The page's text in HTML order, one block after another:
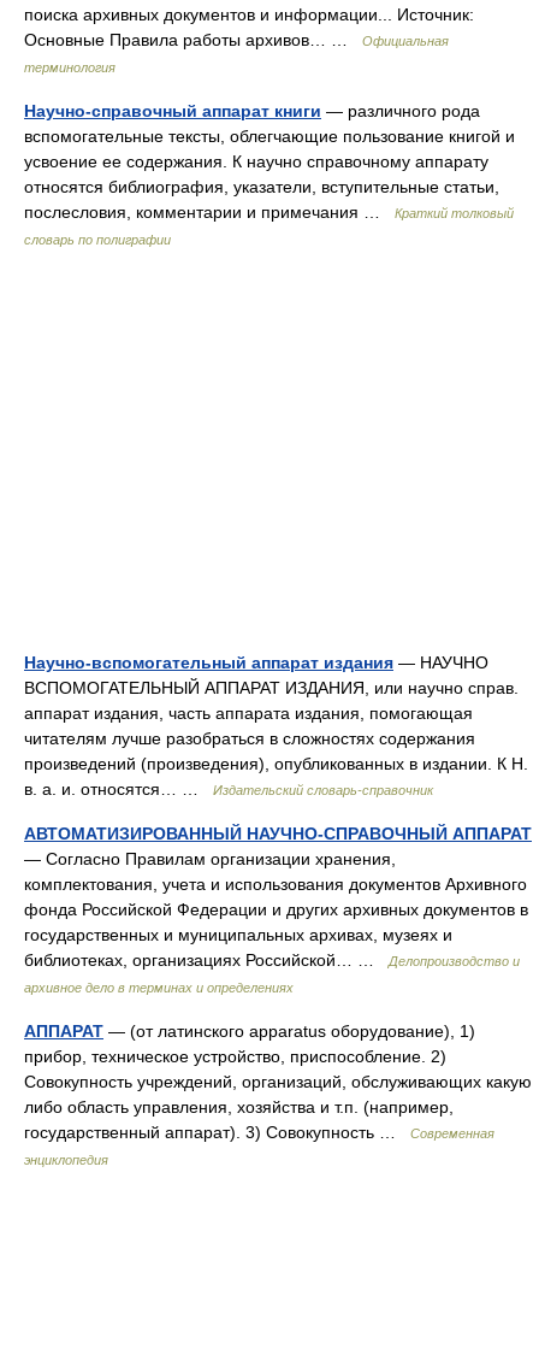
поиска архивных документов и информации... Источник:
Основные Правила работы архивов… …
Официальная
терминология
Научно-справочный аппарат книги — различного рода
вспомогательные тексты, облегчающие пользование книгой и
усвоение ее содержания. К научно справочному аппарату
относятся библиография, указатели, вступительные статьи,
послесловия, комментарии и примечания …
Краткий толковый
словарь по полиграфии
Научно-вспомогательный аппарат издания — НАУЧНО
ВСПОМОГАТЕЛЬНЫЙ АППАРАТ ИЗДАНИЯ, или научно справ.
аппарат издания, часть аппарата издания, помогающая
читателям лучше разобраться в сложностях содержания
произведений (произведения), опубликованных в издании. К Н.
в. а. и. относятся… …
Издательский словарь-справочник
АВТОМАТИЗИРОВАННЫЙ НАУЧНО-СПРАВОЧНЫЙ АППАРАТ
— Согласно Правилам организации хранения,
комплектования, учета и использования документов Архивного
фонда Российской Федерации и других архивных документов в
государственных и муниципальных архивах, музеях и
библиотеках, организациях Российской… …
Делопроизводство и
архивное дело в терминах и определениях
АППАРАТ — (от латинского apparatus оборудование), 1)
прибор, техническое устройство, приспособление. 2)
Совокупность учреждений, организаций, обслуживающих какую
либо область управления, хозяйства и т.п. (например,
государственный аппарат). 3) Совокупность …
Современная
энциклопедия